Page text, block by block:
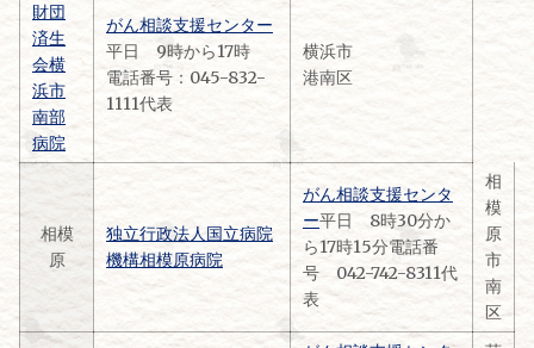
財団
済生
会横
浜市
南部
病院
がん相談支援センター
平日 9時から17時
電話番号：045-832-
1111代表
横浜市
港南区
相模
原
独立行政法人国立病院
機構相模原病院
がん相談支援センタ
ー平日 8時30分か
ら17時15分電話番
号 042-742-8311代
表
相
模
原
市
南
区